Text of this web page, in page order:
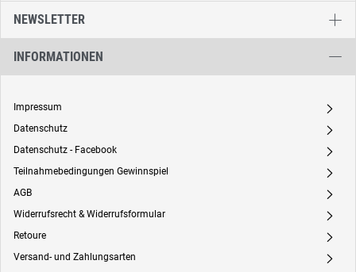
NEWSLETTER
INFORMATIONEN
Impressum A
Datenschutz A
Datenschutz - Facebook A
Teilnahmebedingungen Gewinnspiel A
AGB A
Widerrufsrecht & Widerrufsformular A
Retoure A
Versand- und Zahlungsarten A